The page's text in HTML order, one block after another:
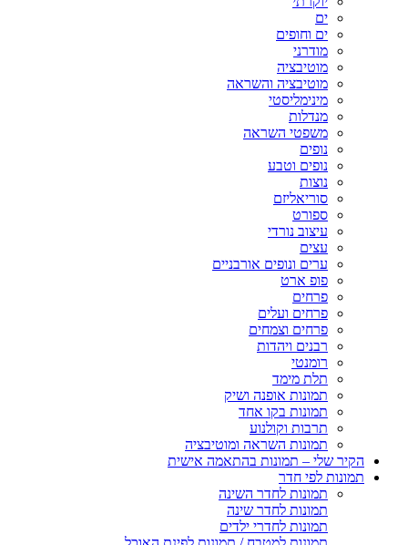
ים
ים וחופים
מודרני
מוטיבציה
מוטיבציה והשראה
מינימליסטי
מנדלות
משפטי השראה
נופים
נופים וטבע
נוצות
סוריאליזם
ספורט
עיצוב נורדי
עצים
ערים ונופים אורבניים
פופ ארט
פרחים
פרחים ועלים
פרחים וצמחים
רבנים ויהדות
רומנטי
תלת מימד
תמונות אופנה ושיק
תמונות בקו אחד
תרבות וקולנוע
תמונות השראה ומוטיבציה
הקיר שלי – תמונות בהתאמה אישית
תמונות לפי חדר
תמונות לחדר השינה
תמונות לחדר שינה
תמונות לחדרי ילדים